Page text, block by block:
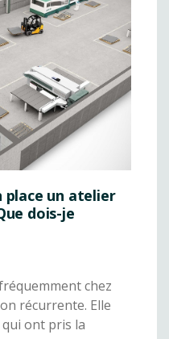
place un atelier
dois-je
chez
récurrente. Elle
ont pris la